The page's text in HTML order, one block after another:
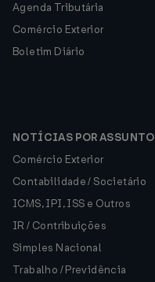
Agenda Tributária
Comércio Exterior
Boletim Diário
NOTÍCIAS POR ASSUNTO
Comércio Exterior
Contabilidade / Societário
ICMS, IPI, ISS e Outros
IR / Contribuições
Simples Nacional
Trabalho / Previdência